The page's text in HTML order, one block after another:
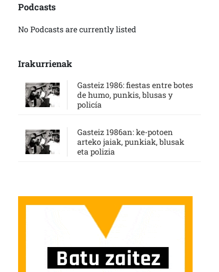
Podcasts
No Podcasts are currently listed
Irakurrienak
Gasteiz 1986: fiestas entre botes
de humo, punkis, blusas y
policía
Gasteiz 1986an: ke-potoen
arteko jaiak, punkiak, blusak
eta polizia